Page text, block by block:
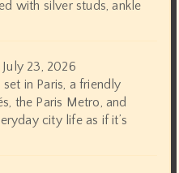
with silver studs, ankle
July 23, 2026
in Paris, a friendly
the Paris Metro, and
city life as if it’s